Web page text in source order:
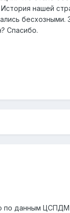
нашей
бесхозными.
Спасибо.
по данным